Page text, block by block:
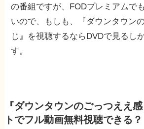
の番組ですが、FODプレミアムで
いので、もしも、『ダウンタウン
じ』を視聴するならDVDで見るし
す。
『ダウンタウンのごっつええ
トでフル動画無料視聴できる？